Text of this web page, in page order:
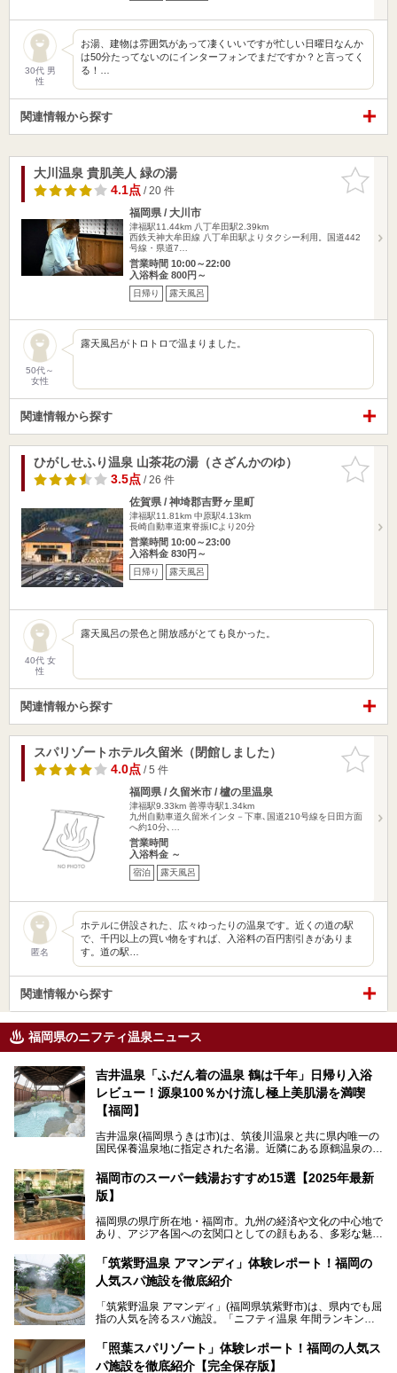
30代 男
性
お湯、建物は雰囲気があって凄くいいですが忙しい日曜日なんか
は50分たってないのにインターフォンでまだですか？と言ってく
る！…
関連情報から探す
お気に入
りに追加
大川温泉 貴肌美人 緑の湯
4.1点/ 20 件
福岡県 / 大川市
津福駅11.44km 八丁牟田駅2.39km
西鉄天神大牟田線 八丁牟田駅よりタクシー利用。国道442
号線・県道7…
営業時間 10:00～22:00
入浴料金 800円～
日帰り 露天風呂
50代～
女性
露天風呂がトロトロで温まりました。
関連情報から探す
お気に入
りに追加
ひがしせふり温泉 山茶花の湯（さざんかのゆ）
3.5点/ 26 件
佐賀県 / 神埼郡吉野ヶ里町
津福駅11.81km 中原駅4.13km
長崎自動車道東脊振ICより20分
営業時間 10:00～23:00
入浴料金 830円～
日帰り 露天風呂
40代 女
性
露天風呂の景色と開放感がとても良かった。
関連情報から探す
お気に入
りに追加
スパリゾートホテル久留米（閉館しました）
4.0点/ 5 件
福岡県 / 久留米市 / 櫨の里温泉
津福駅9.33km 善導寺駅1.34km
九州自動車道久留米インタ－下車､国道210号線を日田方面
へ約10分､…
営業時間
入浴料金 ～
宿泊 露天風呂
匿名
ホテルに併設された、広々ゆったりの温泉です。近くの道の駅
で、千円以上の買い物をすれば、入浴料の百円割引きがありま
す。道の駅…
関連情報から探す
福岡県のニフティ温泉ニュース
吉井温泉「ふだん着の温泉 鶴は千年」日帰り入浴
レビュー！源泉100％かけ流し極上美肌湯を満喫
【福岡】
吉井温泉(福岡県うきは市)は、筑後川温泉と共に県内唯一の
国民保養温泉地に指定された名湯。近隣にある原鶴温泉の観
す。
「ふだん着の温泉 鶴は千年」は、吉井温泉にある日帰り入
住民や温泉ファンに愛され続けています。今回は筆者自ら日
帰り入浴し、自慢の温泉を中心に詳細レビューします！
福岡市のスーパー銭湯おすすめ15選【2025年最新
版】
福岡県の県庁所在地・福岡市。九州の経済や文化の中心地で
あり、アジア各国への玄関口としての顔もある、多彩な魅力
そんな福岡市は、スーパー銭湯も多種多彩。玄界灘を眺めら
れるリゾート気分満点のスーパー銭湯から、繁華街近くのレ
いスーパー銭湯を一挙ご紹介します。
「筑紫野温泉 アマンディ」体験レポート！福岡の
人気スパ施設を徹底紹介
「筑紫野温泉 アマンディ」(福岡県筑紫野市)は、県内でも屈
指の人気を誇るスパ施設。「ニフティ温泉 年間ランキング2
入浴客で賑わっています。
そこで今回は、ニフティ温泉ライターである筆者が現地訪
「照葉スパリゾート」体験レポート！福岡の人気ス
パ施設を徹底紹介【完全保存版】